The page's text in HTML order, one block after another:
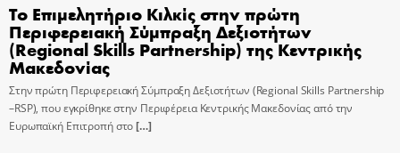
Το Επιμελητήριο Κιλκίς στην πρώτη
Περιφερειακή Σύμπραξη Δεξιοτήτων
(Regional Skills Partnership) της Κεντρικής
Μακεδονίας
Στην πρώτη Περιφερειακή Σύμπραξη Δεξιοτήτων (Regional Skills Partnership
–RSP), που εγκρίθηκε στην Περιφέρεια Κεντρικής Μακεδονίας από την
Ευρωπαϊκή Επιτροπή στο[…]